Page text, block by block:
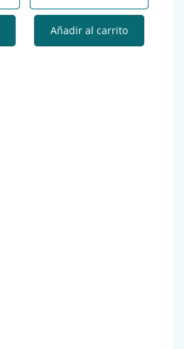
Añadir al carrito